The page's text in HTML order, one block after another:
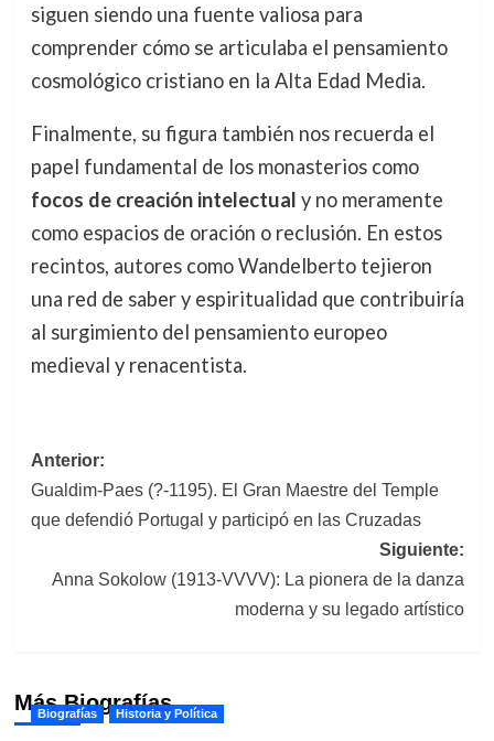
siguen siendo una fuente valiosa para
comprender cómo se articulaba el pensamiento
cosmológico cristiano en la Alta Edad Media.
Finalmente, su figura también nos recuerda el
papel fundamental de los monasterios como
focos de creación intelectual y no meramente
como espacios de oración o reclusión. En estos
recintos, autores como Wandelberto tejieron
una red de saber y espiritualidad que contribuiría
al surgimiento del pensamiento europeo
medieval y renacentista.
Navegación
de
entradas
Anterior:
Gualdim-Paes (?-1195). El Gran Maestre del Temple
que defendió Portugal y participó en las Cruzadas
Siguiente:
Anna Sokolow (1913-VVVV): La pionera de la danza
moderna y su legado artístico
Más Biografías
Biografías Historia y Política